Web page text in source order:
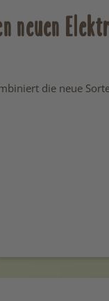
neuen
die neue